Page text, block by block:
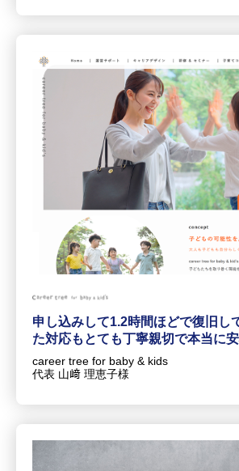
申し込みして1.2時間ほどで復旧し
た対応もとても丁寧親切で本当に安
career tree for baby & kids
代表 山﨑 理恵子様